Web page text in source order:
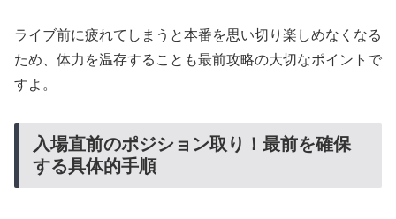
ライブ前に疲れてしまうと本番を思い切り楽しめなくなる
ため、体力を温存することも最前攻略の大切なポイントで
すよ。
入場直前のポジション取り！最前を確保
する具体的手順